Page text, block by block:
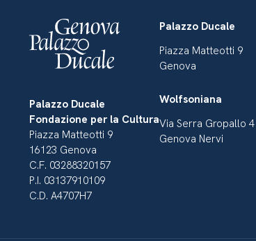
Palazzo Ducale
Fondazione per la Cultura
Piazza Matteotti 9
16123 Genova
C.F. 03288320157
P.I. 03137910109
C.D. A4707H7
Palazzo Ducale
Piazza Matteotti 9
Genova
Wolfsoniana
Via Serra Gropallo 4
Genova Nervi